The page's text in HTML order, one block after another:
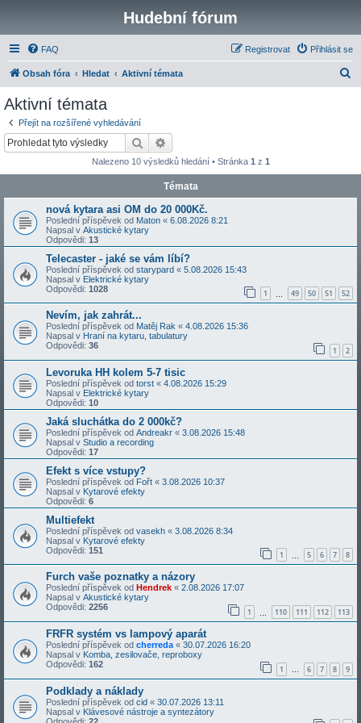
Hudební fórum
FAQ Přihlásit se
Registrovat
Obsah fóra Hledat Aktivní témata
Aktivní témata
Přejít na rozšířené vyhledávání
Hledat
Nalezeno 10 výsledků hledání • Stránka 1 z 1
Témata
nová kytara asi OM do 20 000Kč.
Poslední příspěvek od Maton « 6.08.2026 8:21
Napsal v Akustické kytary
Odpovědi: 13
Telecaster - jaké se vám líbí?
Poslední příspěvek od starypard « 5.08.2026 15:43
Napsal v Elektrické kytary
Odpovědi: 1028 1 49 50 51 52
Nevím, jak zahrát...
Poslední příspěvek od Matěj Rak « 4.08.2026 15:36
Napsal v Hraní na kytaru, tabulatury
Odpovědi: 36 1 2
Levoruka HH kolem 5-7 tisic
Poslední příspěvek od torst « 4.08.2026 15:29
Napsal v Elektrické kytary
Odpovědi: 10
Jaká sluchátka do 2 000kč?
Poslední příspěvek od Andreakr « 3.08.2026 15:48
Napsal v Studio a recording
Odpovědi: 17
Efekt s více vstupy?
Poslední příspěvek od Fořt « 3.08.2026 10:37
Napsal v Kytarové efekty
Odpovědi: 6
Multiefekt
Poslední příspěvek od vasekh « 3.08.2026 8:34
Napsal v Kytarové efekty
Odpovědi: 151 1 5 6 7 8
Furch vaše poznatky a názory
Poslední příspěvek od Hendrek « 2.08.2026 17:07
Napsal v Akustické kytary
Odpovědi: 2256 1 110 111 112 113
FRFR systém vs lampový aparát
Poslední příspěvek od cherreda « 30.07.2026 16:20
Napsal v Komba, zesilovače, reproboxy
Odpovědi: 162 1 … 6 7 8 9
Podklady a náklady
Poslední příspěvek od cid « 30.07.2026 13:11
Napsal v Klávesové nástroje a syntezátory